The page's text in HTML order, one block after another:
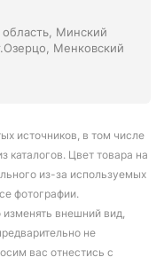
Минский
Менковский
источников, в том числе
каталогов. Цвет товара на
из-за используемых
фотографии.
изменять внешний вид,
не
вас отнестись с